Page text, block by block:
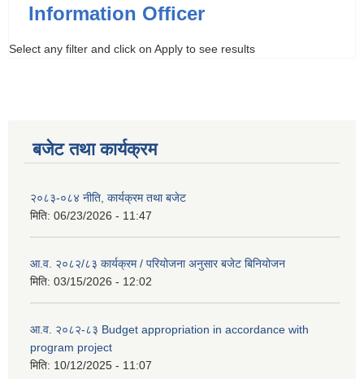
Information Officer
Select any filter and click on Apply to see results
बजेट तथा कार्यक्रम
२०८३-०८४ नीति, कार्यक्रम तथा बजेट
मिति: 06/23/2026 - 11:47
आ.व. २०८२/८३ कार्यक्रम / परियोजना अनुसार बजेट बिनियोजन
मिति: 03/15/2026 - 12:02
आ.व. २०८२-८३ Budget appropriation in accordance with
program project
मिति: 10/12/2025 - 11:07